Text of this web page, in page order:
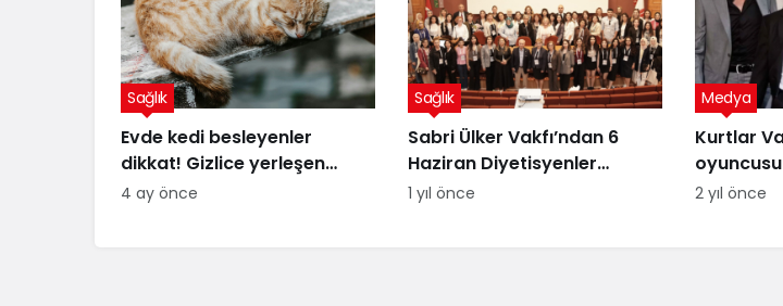
Evde kedi besleyenler
dikkat! Gizlice yerleşen
parazit, görme kaybına yol
Sağlık
4 ay önce
Sabri Ülker Vakfı’ndan 6
Haziran Diyetisyenler
Günü’ne özel kutlama
Sağlık
1 yıl önce
Kurtlar
dönüyor!
Medya
2 yıl önce